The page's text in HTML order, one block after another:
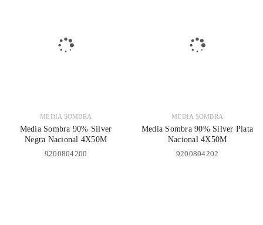
MEDIA SOMBRA
Media Sombra 90% Silver
Negra Nacional 4X50M
9200804200
MEDIA SOMBRA
Media Sombra 90% Silver Plata
Nacional 4X50M
9200804202